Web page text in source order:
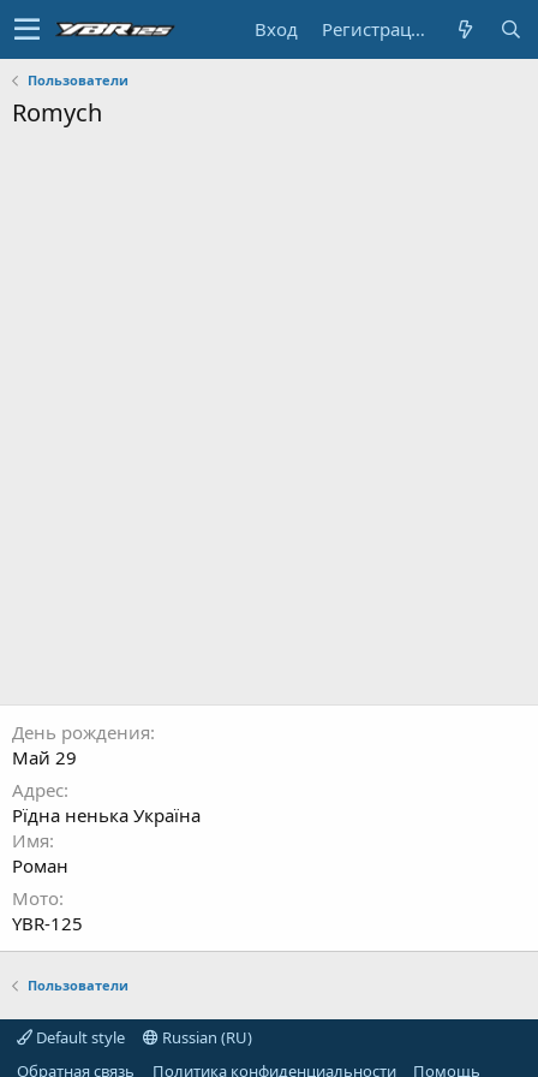
Вход Регистрация
Пользователи
Romych
День рождения
Май 29
Адрес
Рїдна ненька Україна
Имя
Роман
Мото
YBR-125
Пользователи
Default style
Russian (RU)
Обратная связь
Политика конфиденциальности Помощь